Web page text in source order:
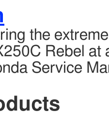
the
Rebel at
Service